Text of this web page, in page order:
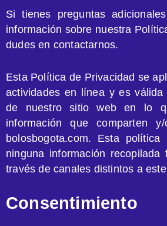
Si tienes preguntas
información sobre nuestra
dudes en contactarnos.
Esta Política de Privacidad se
actividades en línea y es
de nuestro sitio web en lo
información que comparten
bolosbogota.com. Esta
ninguna información
través de canales distintos a
Consentimiento